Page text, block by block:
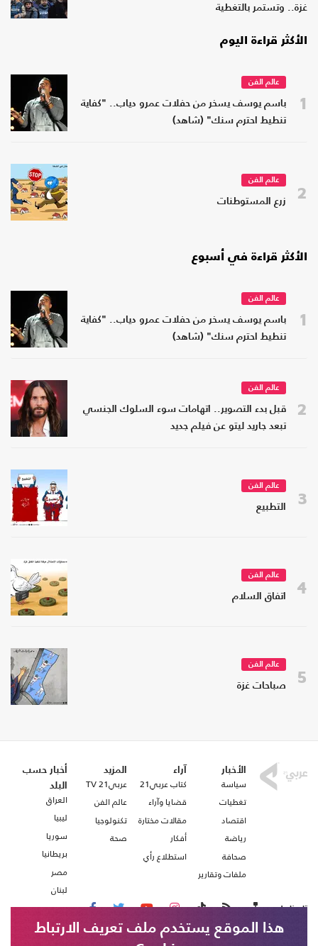
غزة.. وتستمر بالتغطية
الأكثر قراءة اليوم
1
عالم الفن
باسم يوسف يسخر من حفلات عمرو دياب.. "كفاية
تنطيط احترم سنك" (شاهد)
2
عالم الفن
زرع المستوطنات
الأكثر قراءة في أسبوع
1
عالم الفن
باسم يوسف يسخر من حفلات عمرو دياب.. "كفاية
تنطيط احترم سنك" (شاهد)
2
عالم الفن
قبل بدء التصوير.. اتهامات سوء السلوك الجنسي
تبعد جاريد ليتو عن فيلم جديد
3
عالم الفن
التطبيع
4
عالم الفن
اتفاق السلام
5
عالم الفن
صباحات غزة
الأخبار
سياسة
تغطيات
اقتصاد
رياضة
صحافة
ملفات وتقارير
آراء
كتاب عربي21
قضايا وآراء
مقالات مختارة
أفكار
استطلاع رأي
المزيد
عربي21 TV
عالم الفن
تكنولوجيا
صحة
أخبار حسب
البلد
العراق
ليبيا
سوريا
بريطانيا
مصر
لبنان
تابعنا على
هذا الموقع يستخدم ملف تعريف الارتباط